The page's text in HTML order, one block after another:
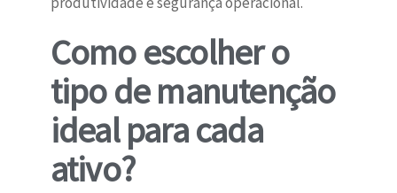
Como escolher o
tipo de manutenção
ideal para cada
ativo?